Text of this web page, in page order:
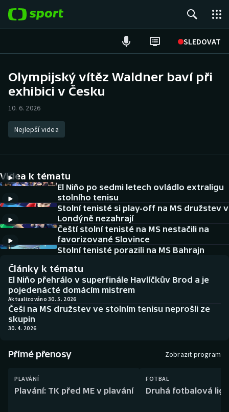
SLEDOVAT
Hokej
Atletika
DALŠÍ SPORTY
Americký fotbal
Baseball a softbal
Biatlon
Boby a skeleton
Curling
Dostihy
NEPŘEHLÉDNĚTE
Aplikace ČT sport
AZ kvíz
Olympijský vítěz Waldner baví při
exhibici v Česku
10. 6. 2026
Nejlepší videa
Videa k tématu
El Niňo po sedmi letech ovládlo extraligu
stolního tenisu
Stolní tenisté si play-off na MS družstev v
Londýně nezahrají
Čeští stolní tenisté na MS nestačili na
favorizované Slovince
Stolní tenisté porazili na MS Bahrajn
Články k tématu
El Niňo přehrálo v superfinále Havlíčkův Brod a je
pojedenácté domácím mistrem
Aktualizováno 30. 5. 2026
Češi na MS družstev ve stolním tenisu neprošli ze
skupin
30. 4. 2026
Přímé přenosy Zobrazit program
PLAVÁNÍ
Plavání: TK před ME v plavání
FOTBAL
Druhá fotbalová